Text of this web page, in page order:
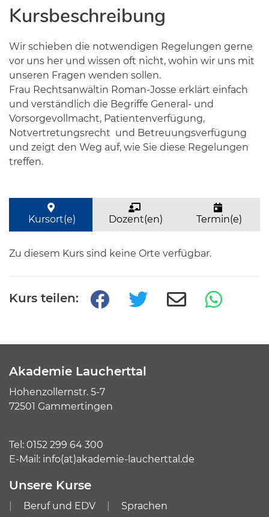
Kursbeschreibung
Wir schieben die notwendigen Regelungen gerne
vor uns her und wissen oft nicht, wohin wir uns mit
unseren Fragen wenden sollen.
Frau Rechtsanwältin Roman-Josse erklärt einfach
und verständlich die Begriffe General- und
Vorsorgevollmacht, Patientenverfügung,
Notvertretungsrecht und Betreuungsverfügung
und zeigt den Weg auf, wie Sie diese Regelungen
treffen.
Kursort(e) Dozent(en) Termin(e)
Zu diesem Kurs sind keine Orte verfügbar.
Kurs teilen:
Akademie Laucherttal
Hohenzollernstr. 5-7
72501 Gammertingen
Tel: 0152 299 64 300
E-Mail: info(at)akademie-laucherttal.de
Unsere Kurse
Beruf und EDV
Sprachen